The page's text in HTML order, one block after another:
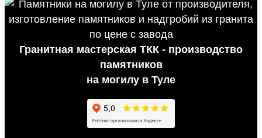
Гранитная мастерская ТКК - производство
памятников
на могилу в Туле